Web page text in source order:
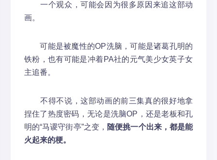
一个观众，可能会因为很多原因来追这部动
画。
可能是被魔性的OP洗脑，可能是诸葛孔明的
铁粉，也有可能是冲着PA社的元气美少女英子女
主追番。
不得不说，这部动画的前三集真的很好地拿
捏住了热度密码，无论是洗脑OP，还是老板和孔
明的“马谡守街亭”之变， 随便挑一个出来，都是能
火起来的梗。